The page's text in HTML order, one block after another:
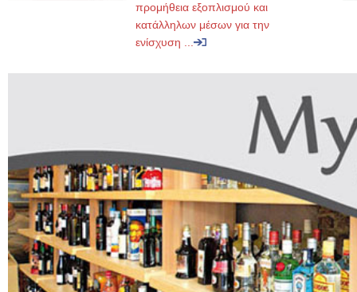
προμήθεια εξοπλισμού και
κατάλληλων μέσων για την
ενίσχυση ...